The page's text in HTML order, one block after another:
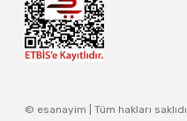
© esanayim | Tüm hakları